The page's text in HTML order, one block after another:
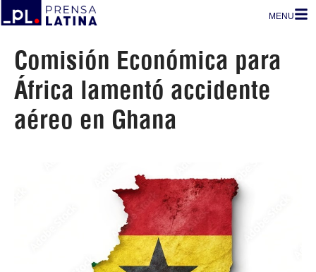
MENU
Comisión Económica para
África lamentó accidente
aéreo en Ghana